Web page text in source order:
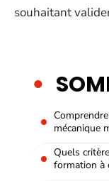
souhaitant
mécanique
Quels
formation à